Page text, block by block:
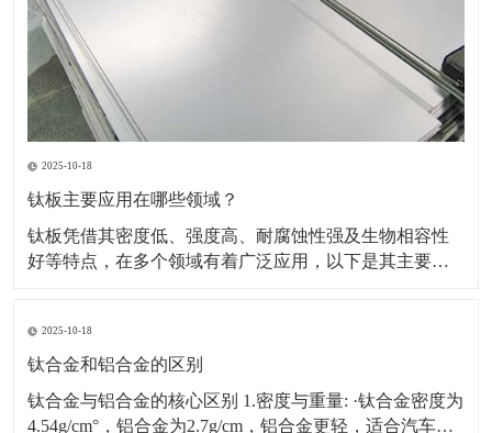
2025-10-18
钛板主要应用在哪些领域？
钛板凭借其密度低、强度高、耐腐蚀性强及生物相容性
好等特点，在多个领域有着广泛应用，以下是其主要应
机匣）、火箭壳体、航天设备结构件等。原因：轻量化
需求突出，可降低飞行器重量，提升燃油效率或载荷能
力。能耐受高
2025-10-18
钛合金和铝合金的区别
钛合金与铝合金的核心区别 1.密度与重量: ·钛合金密度为
4.54g/cm°，铝合金为2.7g/cm，铝合金更轻，适合汽车、